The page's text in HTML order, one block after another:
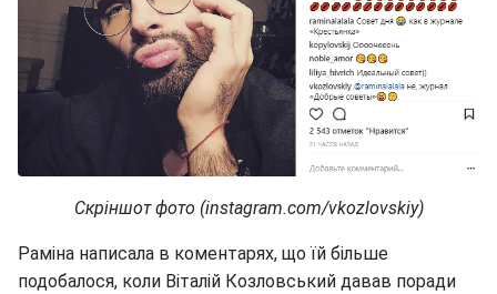
Скріншот фото (instagram.com/vkozlovskiy)
Раміна написала в коментарях, що їй більше
подобалося, коли Віталій Козловський давав поради